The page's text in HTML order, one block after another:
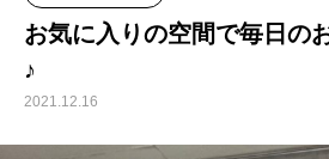
お気に入りの空間で毎日の
♪
2021.12.16